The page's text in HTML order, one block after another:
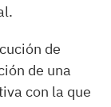
de
de una
con la que